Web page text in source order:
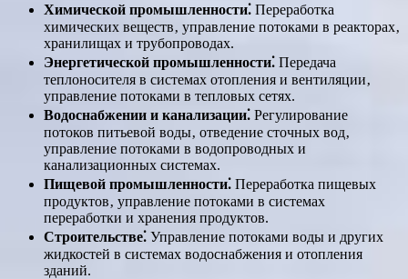
Химической промышленности⁚ Переработка
химических веществ‚ управление потоками в реакторах‚
хранилищах и трубопроводах.
Энергетической промышленности⁚ Передача
теплоносителя в системах отопления и вентиляции‚
управление потоками в тепловых сетях.
Водоснабжении и канализации⁚ Регулирование
потоков питьевой воды‚ отведение сточных вод‚
управление потоками в водопроводных и
канализационных системах.
Пищевой промышленности⁚ Переработка пищевых
продуктов‚ управление потоками в системах
переработки и хранения продуктов.
Строительстве⁚ Управление потоками воды и других
жидкостей в системах водоснабжения и отопления
зданий.